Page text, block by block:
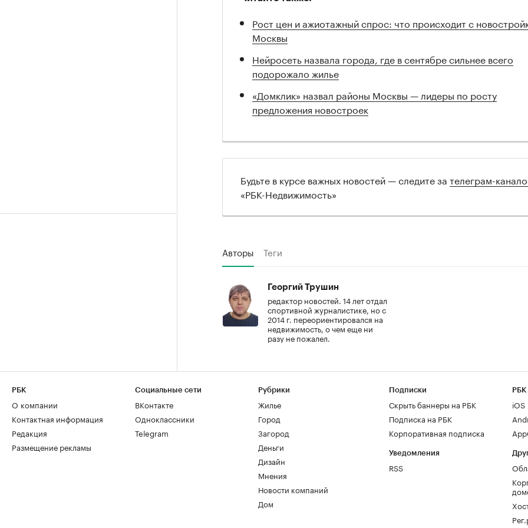
Рост цен и ажиотажный спрос: что происходит с
Москвы
Нейросеть назвала города, где в сентябре сильнее всего
подорожало жилье
«Домклик» назвал районы Москвы — лидеры по росту
предложения новостроек
Будьте в курсе важных новостей — следите за телеграм-
«РБК-Недвижимость»
Авторы Теги
Георгий Трушин
редактор новостей. 14 лет отдал
спортивной журналистике, но с
2014 г. переориентировался на
недвижимость, о чем еще ни
разу не пожалел.
РБК
О компании
Контактная информация
Редакция
Размещение рекламы
Социальные сети
ВКонтакте
Одноклассники
Telegram
Рубрики
Жилье
Город
Загород
Деньги
Дизайн
Мнения
Новости компаний
Дом
Подписки
Скрыть баннеры на РБК
Подписка на РБК
Корпоративная подписка
Уведомления
RSS
РБК
iOS